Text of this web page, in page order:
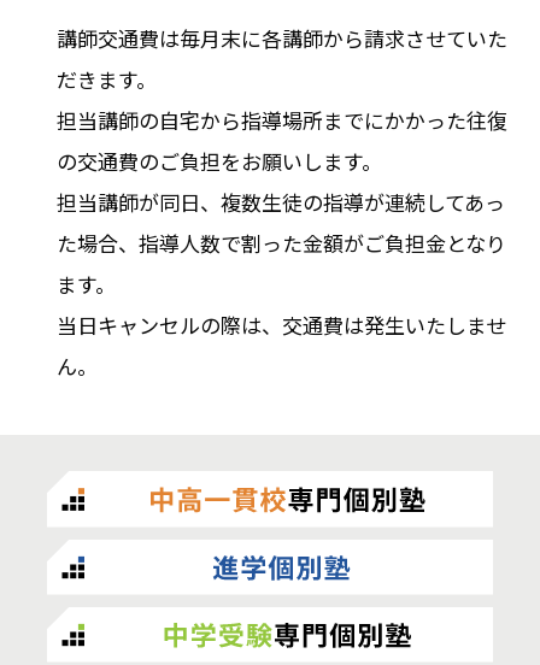
講師交通費は毎月末に各講師から請求させていた
だきます。
担当講師の自宅から指導場所までにかかった往復
の交通費のご負担をお願いします。
担当講師が同日、複数生徒の指導が連続してあっ
た場合、指導人数で割った金額がご負担金となり
ます。
当日キャンセルの際は、交通費は発生いたしませ
ん。